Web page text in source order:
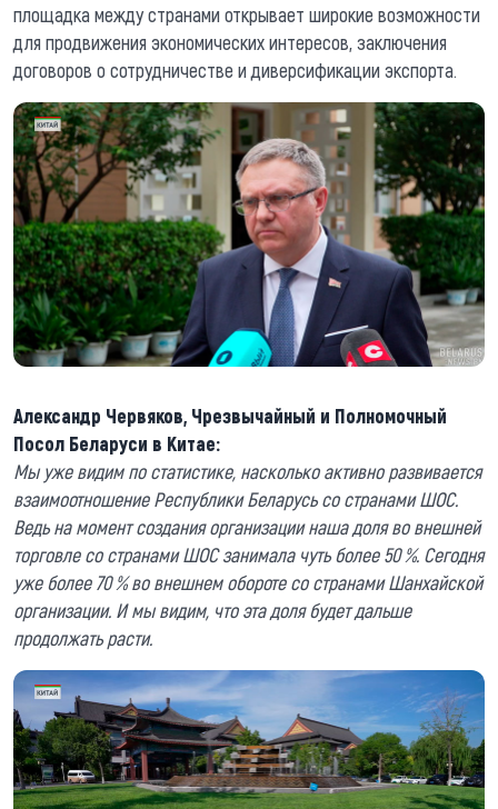
площадка между странами открывает широкие возможности
для продвижения экономических интересов, заключения
договоров о сотрудничестве и диверсификации экспорта.
Александр Червяков, Чрезвычайный и Полномочный
Посол Беларуси в Китае:
Мы уже видим по статистике, насколько активно развивается
взаимоотношение Республики Беларусь со странами ШОС.
Ведь на момент создания организации наша доля во внешней
торговле со странами ШОС занимала чуть более 50 %. Сегодня
уже более 70 % во внешнем обороте со странами Шанхайской
организации. И мы видим, что эта доля будет дальше
продолжать расти.